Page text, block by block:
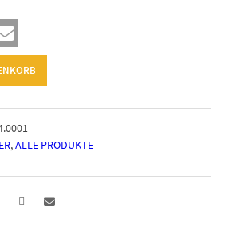
,ALLE PRODUKTE